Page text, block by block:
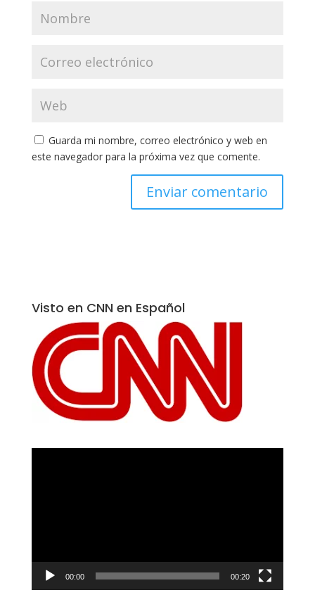
Guarda mi nombre, correo electrónico y web en
este navegador para la próxima vez que comente.
Visto en CNN en Español
00:00 00:20